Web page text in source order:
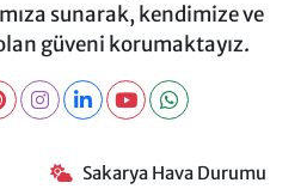
sunarak, kendimize ve
güveni korumaktayız.
Sakarya Hava Durumu